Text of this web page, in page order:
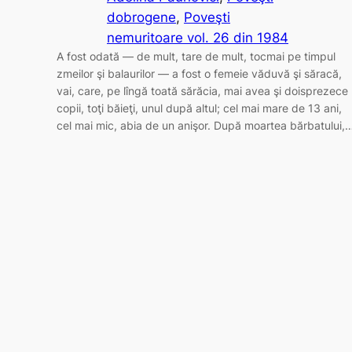
dobrogene, Poveşti
nemuritoare vol. 26 din 1984
A fost odată — de mult, tare de mult, tocmai pe timpul
zmeilor şi balaurilor — a fost o femeie văduvă şi săracă,
vai, care, pe lîngă toată sărăcia, mai avea şi doisprezece
copii, toţi băieţi, unul după altul; cel mai mare de 13 ani,
cel mai mic, abia de un anişor. După moartea